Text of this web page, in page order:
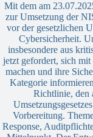
Mit dem am
zur Umsetzung der
vor der gesetzlichen
Cybersicherheit.
insbesondere aus
jetzt gefordert, sich
machen und ihre
Kategorie
Richtlinie, den
Vorbereitung.
Response,